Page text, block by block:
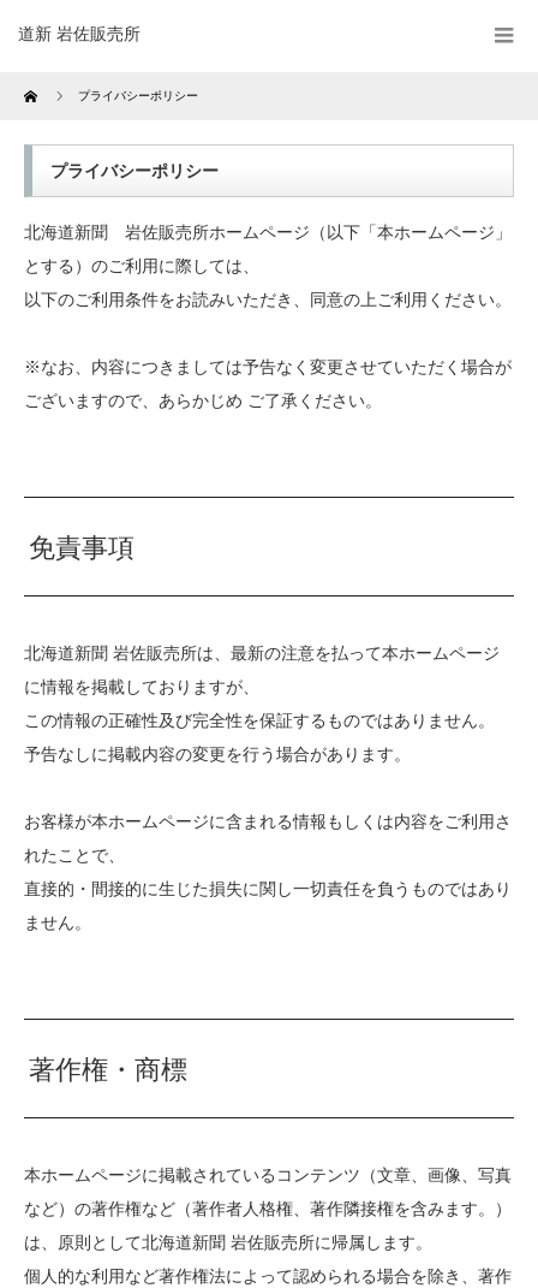
道新 岩佐販売所
Home プライバシーポリシー
プライバシーポリシー
北海道新聞 岩佐販売所ホームページ（以下「本ホームページ」
とする）のご利用に際しては、
以下のご利用条件をお読みいただき、同意の上ご利用ください。
※なお、内容につきましては予告なく変更させていただく場合が
ございますので、あらかじめ ご了承ください。
免責事項
北海道新聞 岩佐販売所は、最新の注意を払って本ホームページ
に情報を掲載しておりますが、
この情報の正確性及び完全性を保証するものではありません。
予告なしに掲載内容の変更を行う場合があります。
お客様が本ホームページに含まれる情報もしくは内容をご利用さ
れたことで、
直接的・間接的に生じた損失に関し一切責任を負うものではあり
ません。
著作権・商標
本ホームページに掲載されているコンテンツ（文章、画像、写真
など）の著作権など（著作者人格権、著作隣接権を含みます。）
は、原則として北海道新聞 岩佐販売所に帰属します。
個人的な利用など著作権法によって認められる場合を除き、著作